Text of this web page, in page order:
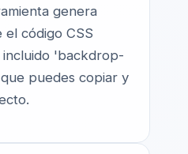
genera
el código CSS
'backdrop-
puedes copiar y